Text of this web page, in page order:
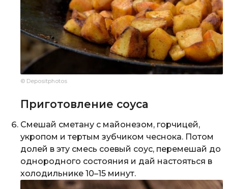
© Depositphotos
Приготовление соуса
Смешай сметану с майонезом, горчицей,
укропом и тертым зубчиком чеснока. Потом
долей в эту смесь соевый соус, перемешай до
однородного состояния и дай настояться в
холодильнике 10–15 минут.